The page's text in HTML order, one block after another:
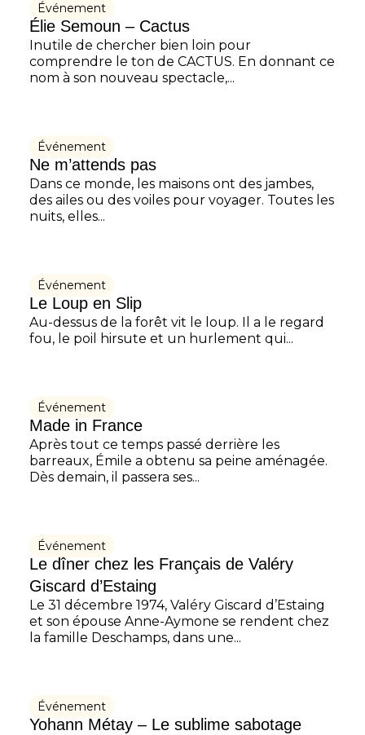
Événement
Élie Semoun – Cactus
Inutile de chercher bien loin pour
comprendre le ton de CACTUS. En donnant ce
nom à son nouveau spectacle,...
Événement
Ne m’attends pas
Dans ce monde, les maisons ont des jambes,
des ailes ou des voiles pour voyager. Toutes les
nuits, elles...
Événement
Le Loup en Slip
Au-dessus de la forêt vit le loup. Il a le regard
fou, le poil hirsute et un hurlement qui...
Événement
Made in France
Après tout ce temps passé derrière les
barreaux, Émile a obtenu sa peine aménagée.
Dès demain, il passera ses...
Événement
Le dîner chez les Français de Valéry
Giscard d’Estaing
Le 31 décembre 1974, Valéry Giscard d’Estaing
et son épouse Anne-Aymone se rendent chez
la famille Deschamps, dans une...
Événement
Yohann Métay – Le sublime sabotage